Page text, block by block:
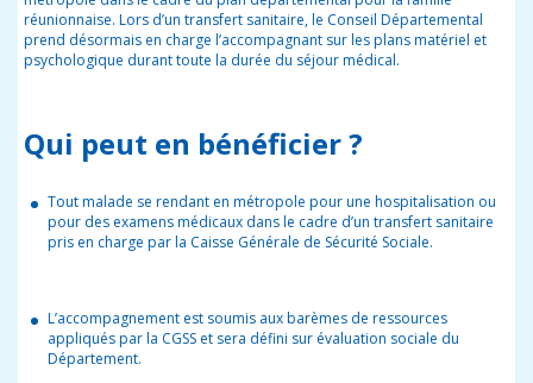
réunionnaise. Lors d’un transfert sanitaire, le Conseil Départemental
prend désormais en charge l’accompagnant sur les plans matériel et
psychologique durant toute la durée du séjour médical.
Qui peut en bénéficier ?
Tout malade se rendant en métropole pour une hospitalisation ou
pour des examens médicaux dans le cadre d’un transfert sanitaire
pris en charge par la Caisse Générale de Sécurité Sociale.
L’accompagnement est soumis aux barèmes de ressources
appliqués par la CGSS et sera défini sur évaluation sociale du
Département.